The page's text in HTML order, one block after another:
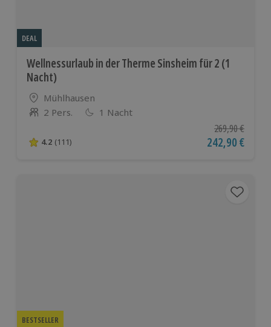
DEAL
Wellnessurlaub in der Therme Sinsheim für 2 (1
Nacht)
Standort
Mühlhausen
Anzahl der Teilnehmer
2 Pers. 1 Nacht
4.2 von 5 Sternen basierend auf 111 Bewertungen
4.2 (111)
Ursprünglicher
269,90 €
Aktueller Preis
242,90 €
BESTSELLER